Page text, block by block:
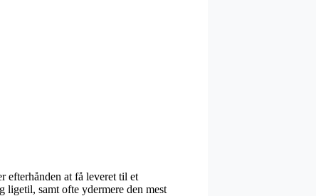
efterhånden at få leveret til et
ligetil, samt ofte ydermere den mest